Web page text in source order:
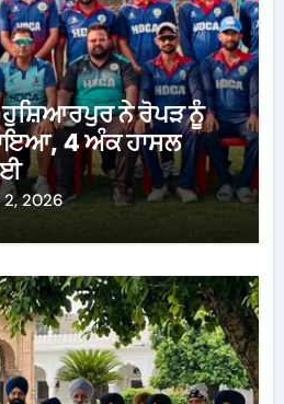
ਹੁਸ਼ਿਆਰਪੁਰ ਨੇ ਰੋਪੜ ਨੂੰ
4 ਅੰਕ ਹਾਸਲ
2, 2026